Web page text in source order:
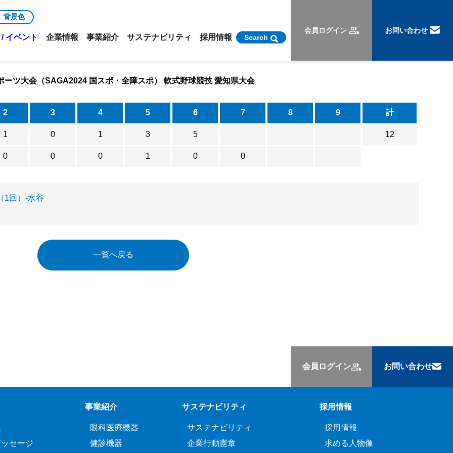
背景色
イベント 企業情報 事業紹介 サステナビリティ 採用情報 Search
会員ログイン お問い合わせ
ーツ大会（SAGA2024 国スポ・全障スポ） 軟式野球競技 愛知県大会
2 3 4 5 6 7 8 9 計
1 0 1 3 5 12
0 0 0 1 0 0
1回）-水谷
一覧へ戻る
会員ログイン お問い合わせ
セージ
事業紹介
眼科医療機器
健診機器
サステナビリティ
サステナビリティ
企業行動憲章
採用情報
採用情報
求める人物像